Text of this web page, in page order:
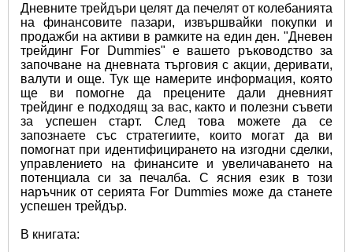
Дневните трейдъри целят да печелят от колебанията
на финансовите пазари, извършвайки покупки и
продажби на активи в рамките на един ден. "Дневен
трейдинг For Dummies" е вашето ръководство за
започване на дневната търговия с акции, деривати,
валути и още. Тук ще намерите информация, която
ще ви помогне да прецените дали дневният
трейдинг е подходящ за вас, както и полезни съвети
за успешен старт. След това можете да се
запознаете със стратегиите, които могат да ви
помогнат при идентифицирането на изгодни сделки,
управлението на финансите и увеличаването на
потенциала си за печалба. С ясния език в този
наръчник от серията For Dummies може да станете
успешен трейдър.
В книгата: